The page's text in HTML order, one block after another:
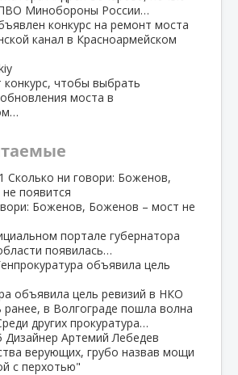
Минобороны России…
конкурс на ремонт моста
канал в Красноармейском
конкурс, чтобы выбрать
моста в
Сколько ни говори: Боженов,
появится
портале губернатора
появилась…
объявила цель
в Волгограде пошла волна
других прокуратура…
Дизайнер Артемий Лебедев
верующих, грубо назвав мощи
с перхотью"